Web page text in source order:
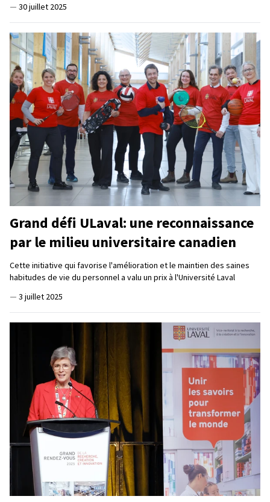
— 30 juillet 2025
Grand défi ULaval: une reconnaissance
par le milieu universitaire canadien
Cette initiative qui favorise l'amélioration et le maintien des saines
habitudes de vie du personnel a valu un prix à l'Université Laval
— 3 juillet 2025